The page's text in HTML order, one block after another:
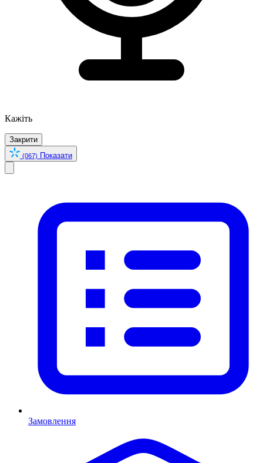
Кажіть
Закрити
(067) Показати
Замовлення